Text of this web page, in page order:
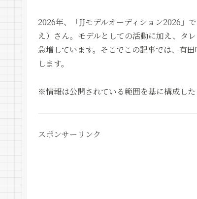
2026年、「JJモデルオーディション2026」
え）さん。モデルとしての活動に加え、タ
急増しています。そこでこの記事では、有
します。
※情報は公開されている範囲を基に構成し
スポンサーリンク